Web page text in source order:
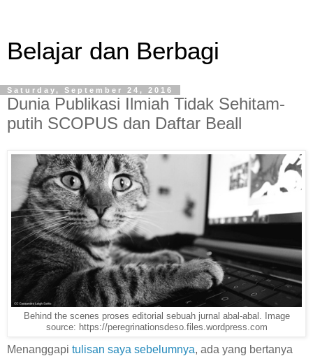
Belajar dan Berbagi
Saturday, September 24, 2016
Dunia Publikasi Ilmiah Tidak Sehitam-
putih SCOPUS dan Daftar Beall
Behind the scenes proses editorial sebuah jurnal abal-abal. Image
source: https://peregrinationsdeso.files.wordpress.com
Menanggapi tulisan saya sebelumnya, ada yang bertanya